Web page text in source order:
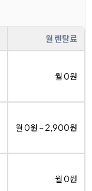
월 렌탈료
월 0원
월 0원 ~ 2,900원
월 0원